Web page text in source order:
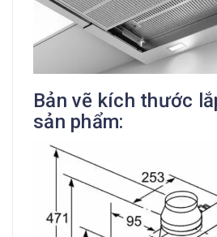
Bản vẽ kích thước
sản phẩm: